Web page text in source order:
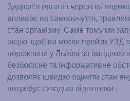
Здоров’я органів черевної
впливає на самопочуття,
стан організму. Саме тому ми
акцію, щоб ви могли пройти УЗД
порожнини у Львові за вигідною
безболісне та інформативне
дозволяє швидко оцінити стан
потребує складної підготовки.…